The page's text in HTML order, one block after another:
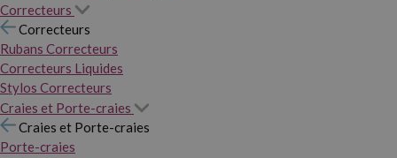
Correcteurs
Correcteurs
Rubans Correcteurs
Correcteurs Liquides
Stylos Correcteurs
Craies et Porte-craies
Craies et Porte-craies
Porte-craies